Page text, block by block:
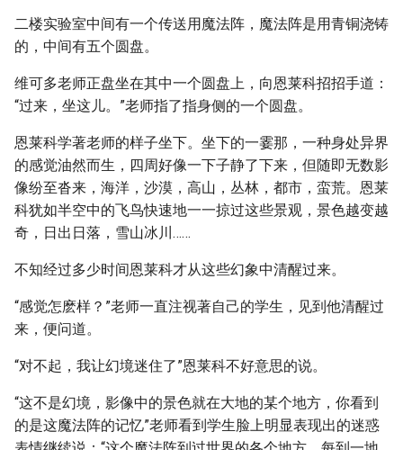
二楼实验室中间有一个传送用魔法阵，魔法阵是用青铜浇铸
的，中间有五个圆盘。
维可多老师正盘坐在其中一个圆盘上，向恩莱科招招手道：
“过来，坐这儿。”老师指了指身侧的一个圆盘。
恩莱科学著老师的样子坐下。坐下的一霎那，一种身处异界
的感觉油然而生，四周好像一下子静了下来，但随即无数影
像纷至沓来，海洋，沙漠，高山，丛林，都市，蛮荒。恩莱
科犹如半空中的飞鸟快速地一一掠过这些景观，景色越变越
奇，日出日落，雪山冰川……
不知经过多少时间恩莱科才从这些幻象中清醒过来。
“感觉怎麽样？”老师一直注视著自己的学生，见到他清醒过
来，便问道。
“对不起，我让幻境迷住了”恩莱科不好意思的说。
“这不是幻境，影像中的景色就在大地的某个地方，你看到
的是这魔法阵的记忆”老师看到学生脸上明显表现出的迷惑